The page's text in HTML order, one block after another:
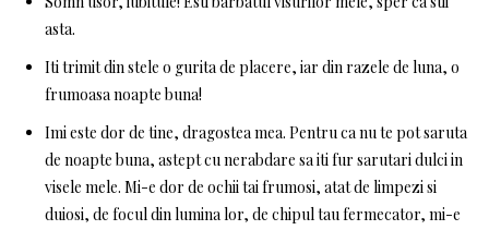
asta.
Iti trimit din stele o gurita de placere, iar din razele de luna, o
frumoasa noapte buna!
Imi este dor de tine, dragostea mea. Pentru ca nu te pot saruta
de noapte buna, astept cu nerabdare sa iti fur sarutari dulci in
visele mele. Mi-e dor de ochii tai frumosi, atat de limpezi si
duiosi, de focul din lumina lor, de chipul tau fermecator, mi-e